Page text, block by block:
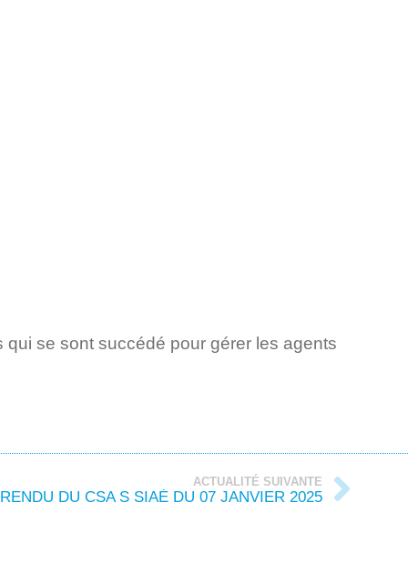
qui se sont succédé pour gérer les agents
ACTUALITÉ SUIVANTE
DU CSA S SIAÉ DU 07 JANVIER 2025